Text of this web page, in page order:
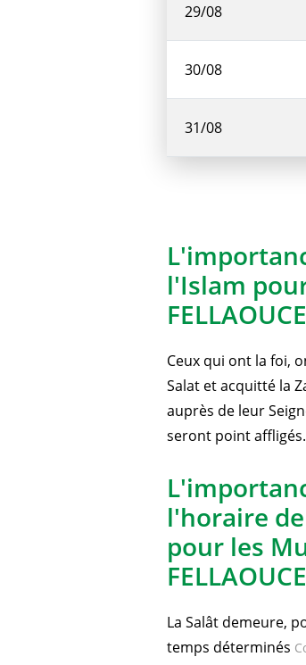
29/08
30/08
31/08
l'Islam
Salat et acquitté la
auprès de leur